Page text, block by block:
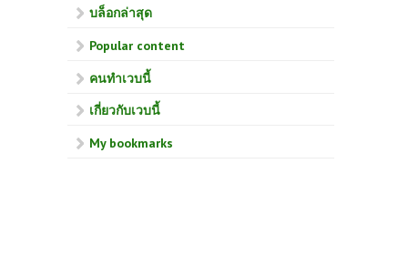
บล็อกล่าสุด
Popular content
คนทำเวบนี้
เกี่ยวกับเวบนี้
My bookmarks